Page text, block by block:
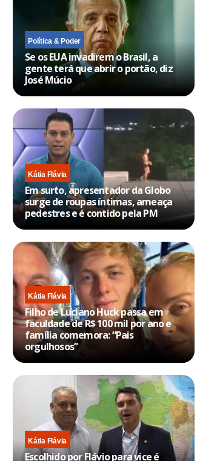
Política & Poder
Se os EUA invadirem o Brasil, a
gente terá que abrir o portão, diz
José Múcio
Kátia Flávia
Em surto, apresentador da Globo
surge de roupas íntimas, ameaça
pedestres e é contido pela PM
Kátia Flávia
Filho de Luciano Huck passa em
faculdade de R$ 100 mil por ano e
família comemora: “Pais
orgulhosos”
Kátia Flávia
Escolhido por Flávio para vice é